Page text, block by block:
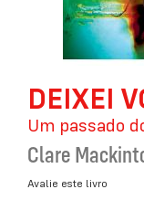
Galeria
DEIXEI
Um passado
Clare
Avalie este livro